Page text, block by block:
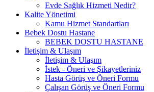
Evde Sağlık Hizmeti Nedir?
Kalite Yönetimi
Kamu Hizmet Standartları
Bebek Dostu Hastane
BEBEK DOSTU HASTANE
İletişim & Ulaşım
İletişim & Ulaşım
İstek - Öneri ve Şikayetleriniz
Hasta Görüş ve Öneri Formu
Çalışan Görüş ve Öneri Formu